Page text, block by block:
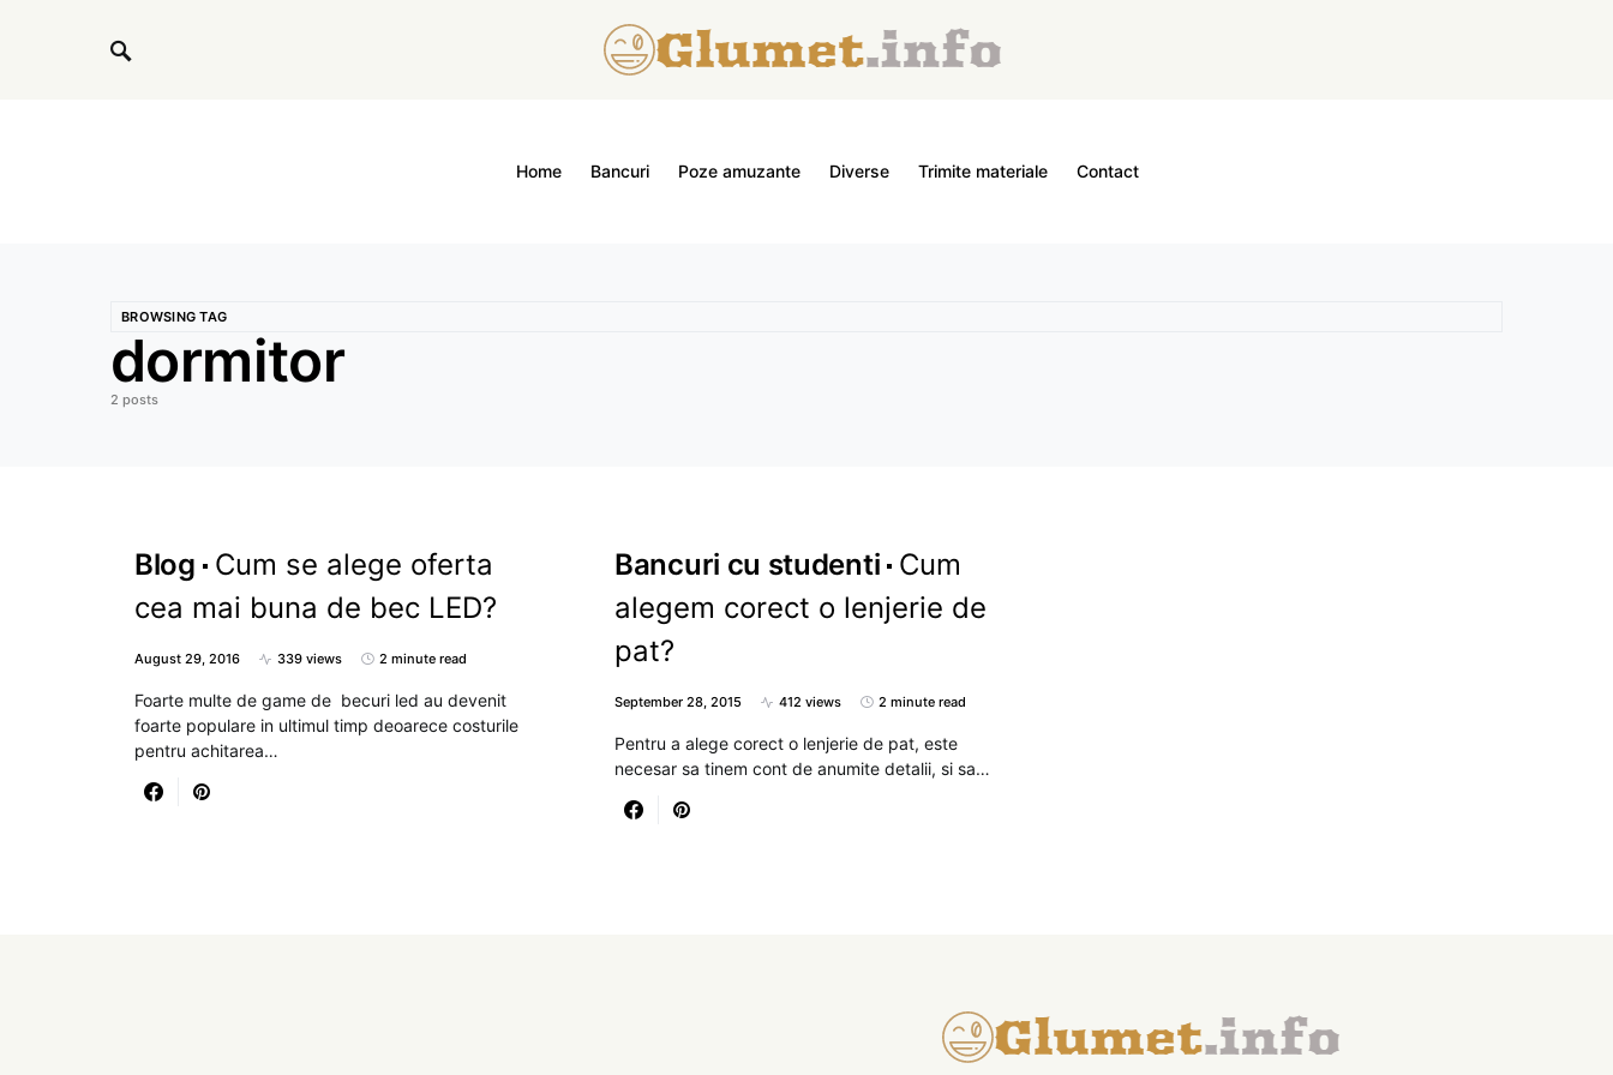
Home Bancuri Poze amuzante Diverse Trimite materiale Contact
BROWSING TAG
dormitor
2 posts
Blog
Cum se alege oferta
cea mai buna de bec LED?
August 29, 2016 339 views 2 minute read
Foarte multe de game de becuri led au devenit
foarte populare in ultimul timp deoarece costurile
pentru achitarea…
Bancuri cu studenti Cum
alegem corect o lenjerie de
pat?
September 28, 2015 412 views 2 minute read
Pentru a alege corect o lenjerie de pat, este
necesar sa tinem cont de anumite detalii, si sa…